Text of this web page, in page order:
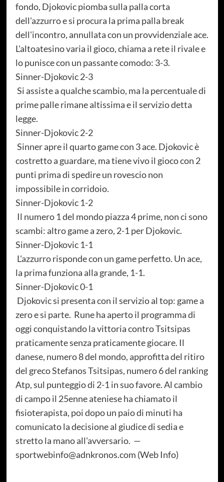
fondo, Djokovic piomba sulla palla corta
dell'azzurro e si procura la prima palla break
dell'incontro, annullata con un provvidenziale ace.
L'altoatesino varia il gioco, chiama a rete il rivale e
lo punisce con un passante comodo: 3-3.
Sinner-Djokovic 2-3
Si assiste a qualche scambio, ma la percentuale di
prime palle rimane altissima e il servizio detta
legge.
Sinner-Djokovic 2-2
Sinner apre il quarto game con 3 ace. Djokovic è
costretto a guardare, ma tiene vivo il gioco con 2
punti prima di spedire un rovescio non
impossibile in corridoio.
Sinner-Djokovic 1-2
Il numero 1 del mondo piazza 4 prime, non ci sono
scambi: altro game a zero, 2-1 per Djokovic.
Sinner-Djokovic 1-1
L'azzurro risponde con un game perfetto. Un ace,
la prima funziona alla grande, 1-1.
Sinner-Djokovic 0-1
Djokovic si presenta con il servizio al top: game a
zero e si parte. Rune ha aperto il programma di
oggi conquistando la vittoria contro Tsitsipas
praticamente senza praticamente giocare. Il
danese, numero 8 del mondo, approfitta del ritiro
del greco Stefanos Tsitsipas, numero 6 del ranking
Atp, sul punteggio di 2-1 in suo favore. Al cambio
di campo il 25enne ateniese ha chiamato il
fisioterapista, poi dopo un paio di minuti ha
comunicato la decisione al giudice di sedia e
stretto la mano all'avversario. —
sportwebinfo@adnkronos.com (Web Info)